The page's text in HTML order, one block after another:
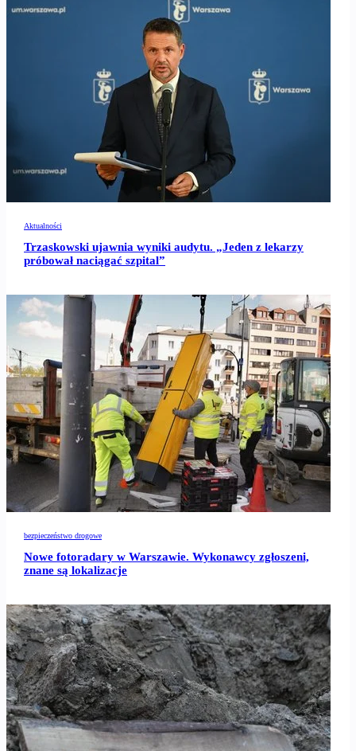
Aktualności
Trzaskowski ujawnia wyniki audytu. „Jeden z lekarzy
próbował naciągać szpital”
bezpieczeństwo drogowe
Nowe fotoradary w Warszawie. Wykonawcy zgłoszeni,
znane są lokalizacje